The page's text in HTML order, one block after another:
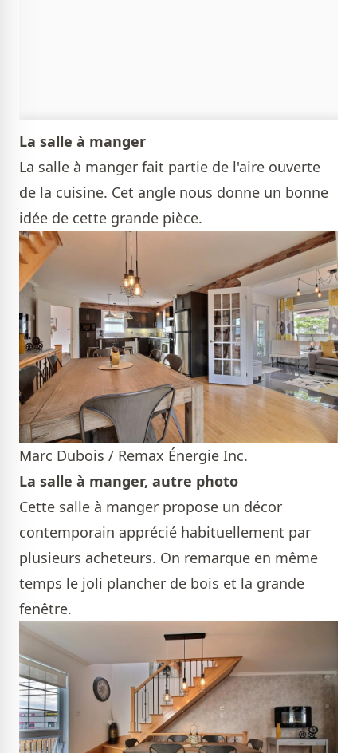
La salle à manger
La salle à manger fait partie de l'aire ouverte
de la cuisine. Cet angle nous donne un bonne
idée de cette grande pièce.
Marc Dubois / Remax Énergie Inc.
La salle à manger, autre photo
Cette salle à manger propose un décor
contemporain apprécié habituellement par
plusieurs acheteurs. On remarque en même
temps le joli plancher de bois et la grande
fenêtre.